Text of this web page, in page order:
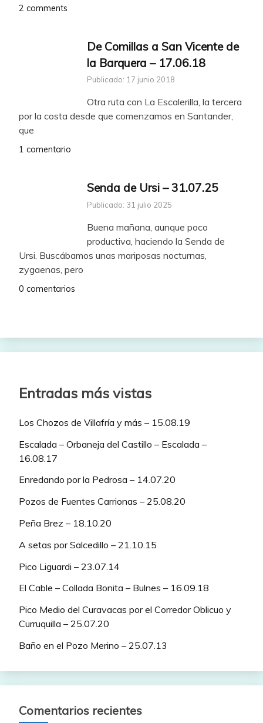
2 comments
De Comillas a San Vicente de
la Barquera – 17.06.18
Publicado: 17 junio 2018
Otra ruta con La Escalerilla, la tercera
por la costa desde que comenzamos en Santander,
que
1 comentario
Senda de Ursi – 31.07.25
Publicado: 31 julio 2025
Buena mañana, aunque poco
productiva, haciendo la Senda de
Ursi. Buscábamos unas mariposas nocturnas,
zygaenas, pero
0 comentarios
Entradas más vistas
Los Chozos de Villafría y más – 15.08.19
Escalada – Orbaneja del Castillo – Escalada –
16.08.17
Enredando por la Pedrosa – 14.07.20
Pozos de Fuentes Carrionas – 25.08.20
Peña Brez – 18.10.20
A setas por Salcedillo – 21.10.15
Pico Liguardi – 23.07.14
El Cable – Collada Bonita – Bulnes – 16.09.18
Pico Medio del Curavacas por el Corredor Oblicuo y
Curruquilla – 25.07.20
Baño en el Pozo Merino – 25.07.13
Comentarios recientes